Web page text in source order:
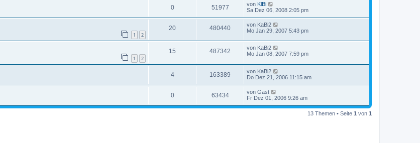
0 51977 von KlBi
Sa Dez 06, 2008 2:05 pm
1 2
20 480440 von KaBi2
Mo Jan 29, 2007 5:43 pm
1 2
15 487342 von KaBi2
Mo Jan 08, 2007 7:59 pm
4 163389 von KaBi2
Do Dez 21, 2006 11:15 am
0 63434 von Gast
Fr Dez 01, 2006 9:26 am
13 Themen • Seite 1 von 1